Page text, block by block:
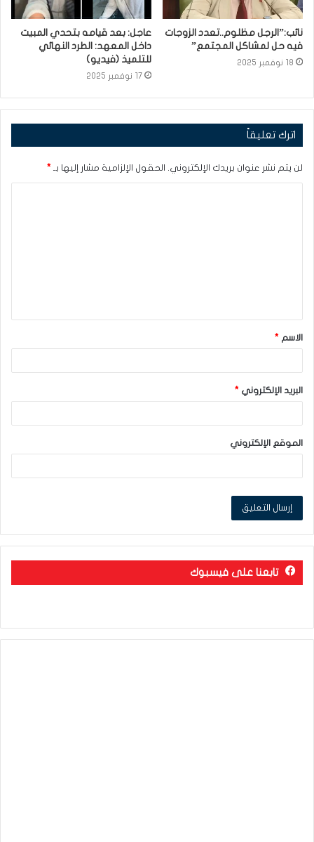
نائب:”الرجل مظلوم..تعدد الزوجات
فيه حل لمشاكل المجتمع”
18 نوفمبر 2025
عاجل: بعد قيامه بتحدي المبيت
داخل المعهد: الطرد النهائي
للتلميذ (فيديو)
17 نوفمبر 2025
اترك تعليقاً
لن يتم نشر عنوان بريدك الإلكتروني. الحقول الإلزامية مشار إليها بـ *
ق
*الاسم *
البريد الإلكتروني *
الموقع الإلكتروني
تابعنا على فيسبوك